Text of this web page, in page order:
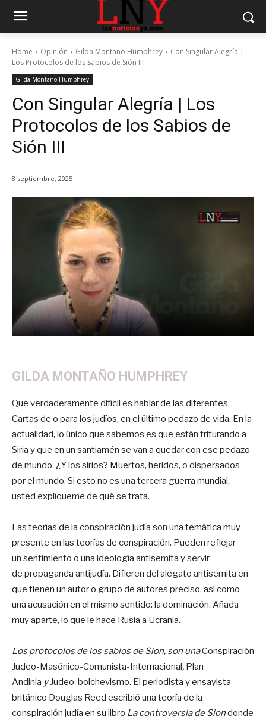
Home Opinión Gilda Montaño Humphrey
Con Singular Alegría |
Los Protocolos de los Sabios de Sión III
Gilda Montaño Humphrey
Con Singular Alegría | Los
Protocolos de los Sabios de
Sión III
8 septiembre, 2025
GILDA MONTAÑO HUMPHREY
Que verdaderamente difícil es hablar de las diferentes
Cartas de o para los judíos, en el último pedazo de vida. En la
actualidad, lo único que sabemos es que están triturando a
Siria y que en un santiamén se van a quedar con ese pedazo
de mundo. ¿Y los sirios? Muertos, heridos, o dispersados
por el mundo. Si esto no es una tercera guerra mundial,
usted explíqueme de qué se trata.
Las teorías de la conspiración judía son una temática muy
presente en las teorías de conspiración. Pueden reflejar
un sentimiento o una ideología antisemita y servir
de propaganda antijudía. Difieren del alegato antisemita en
que tienen un autor o grupo de autores preciso, así como
una acusación en el mismo sentido: la dominación. Añada
muy aparte, lo que le hace Rusia a Ucrania.
Los protocolos de los sabios de Sion, son unaConspiración
Judeo-Masónico-Comunista-Internacional, Plan
Andinia yJudeo-bolchevismo. El periodista y ensayista
británico Douglas Reed escribió una teoría de la
conspiración judía en su libro La controversia de Sion​ donde